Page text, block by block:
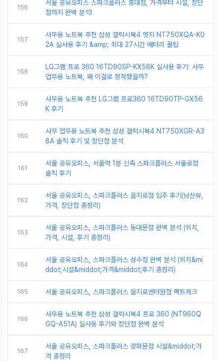
156
서울 공유오피스 스파크플러스 홍대점, 가격부터 시설, 장단
점까지 완벽 분석!
157
사무용 노트북 추천 삼성 갤럭시북4 엣지 NT750XQA-K0
2A 실사용 후기 &amp; 최대 27시간 배터리 꿀팁
158
LG그램 프로 360 16TD90SP-KX56K 실사용 후기: 사무
업무용 노트북, 왜 이걸로 정착했을까?
159
사무용 노트북 추천 LG그램 프로360 16TD90TP-GX56
K 후기
160
사무 업무용 노트북 추천 삼성 갤럭시북4 NT750XGR-A3
8A 솔직 후기 및 장단점 분석
161
서울 공유오피스, 서울역 1분 신축 스파크플러스 서울로점
솔직 후기
162
서울 공유오피스, 스파크플러스 을지로점 입주 후기(남산뷰,
가격, 장단점 총정리)
163
서울 공유오피스, 스파크플러스 동대문점 완벽 분석 (위치,
가격, 시설, 후기 총정리)
164
서울 공유오피스, 스파크플러스 성수점 완벽 분석 (위치&mi
ddot;시설&middot;가격&middot;후기 총정리)
165 서울 공유오피스, 스파크플러스 을지로센터원점 팩트체크
166
사무용 노트북 추천 삼성 갤럭시북4 프로 360 (NT960Q
GQ-A51A) 실사용 후기와 장단점 완벽 분석
167
서울 공유오피스, 스파크플러스 광화문점 시설&middot;가
격 총정리